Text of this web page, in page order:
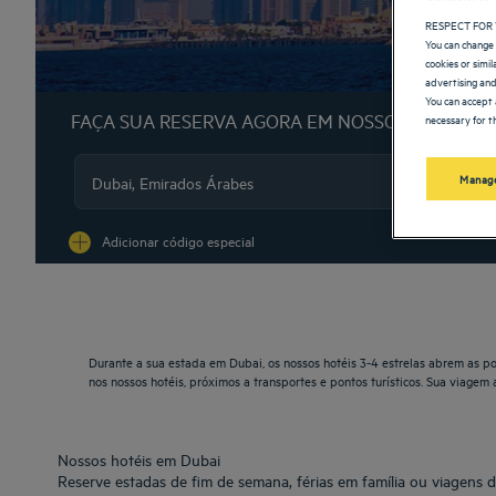
FAÇA SUA RESERVA AGORA EM NOSSOS HOTÉIS
Adicionar código especial
Durante a sua estada em Dubai, os nossos hotéis 3-4 estrelas abrem
nos nossos hotéis, próximos a transportes e pontos turísticos. Sua
Nossos hotéis em Dubai
Reserve estadas de fim de semana, férias em família ou
RESPECT
You can
cookies or
advertising
You can
necessary for